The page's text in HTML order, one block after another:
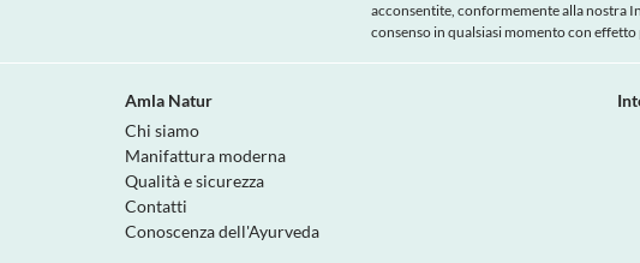
acconsentite, conformemente alla nostra
consenso in qualsiasi momento con
Amla Natur
Chi siamo
Manifattura moderna
Qualità e sicurezza
Contatti
Conoscenza dell'Ayurveda